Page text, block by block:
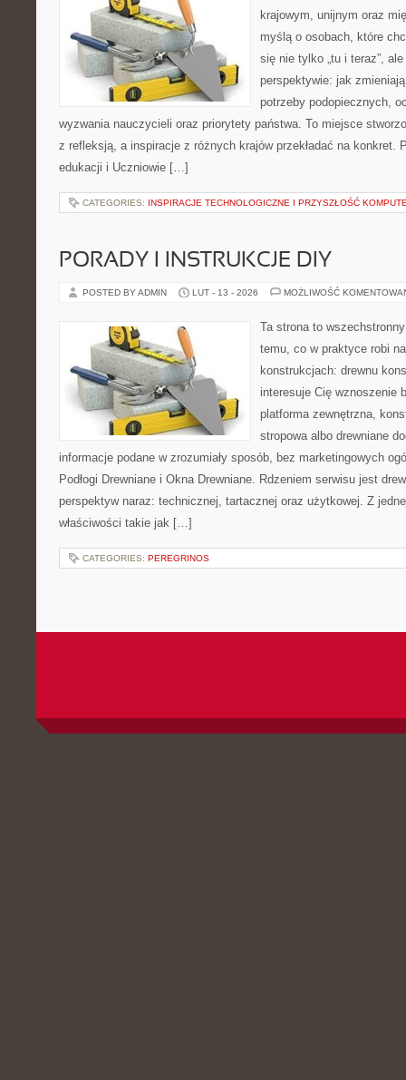
krajowym, unijnym oraz
myślą o osobach, które
się nie tylko „tu i teraz”,
perspektywie: jak
potrzeby podopiecznych,
wyzwania nauczycieli oraz priorytety państwa. To miejsce
z refleksją, a inspiracje z różnych krajów przekładać na konkret.
edukacji i Uczniowie […]
CATEGORIES: INSPIRACJE TECHNOLOGICZNE I PRZYSZŁOŚĆ
PORADY I INSTRUKCJE DIY
POSTED BY ADMIN LUT - 13 - 2026 MOŻLIWOŚĆ
Ta strona to
temu, co w praktyce robi
konstrukcjach: drewnu
interesuje Cię wznoszenie
platforma zewnętrzna,
stropowa albo drewniane
informacje podane w zrozumiały sposób, bez marketingowych
Podłogi Drewniane i Okna Drewniane. Rdzeniem serwisu jest
perspektyw naraz: technicznej, tartacznej oraz użytkowej. Z
właściwości takie jak […]
CATEGORIES: PEREGRINOS